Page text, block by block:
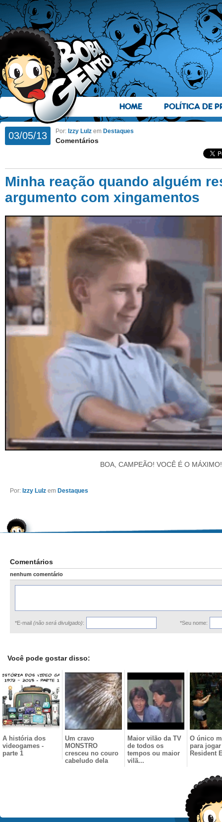
HOME POLÍTICA DE
03/05/13 Por: Izzy Lulz em Destaques
Comentários
Minha reação quando alguém
argumento com xingamentos
BOA, CAMPEÃO! VOCÊ É O MÁXIMO!
Por: Izzy Lulz em Destaques
Comentários
nenhum comentário
*E-mail (não será divulgado): *Seu nome:
Você pode gostar disso:
A história dos
videogames -
parte 1
Um cravo
MONSTRO
cresceu no couro
cabeludo dela
Maior vilão da TV
de todos os
tempos ou maior
vilã...
O único
para jogar
Resident